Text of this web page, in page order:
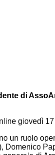
di
giovedì
un ruolo